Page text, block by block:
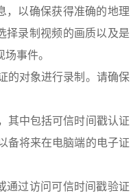
，以确保获得准确的地理
择录制视频的画质以及是
事件。
的对象进行录制。请确保
其中包括可信时间戳认证
备将来在电脑端的电子证
通过访问可信时间戳验证